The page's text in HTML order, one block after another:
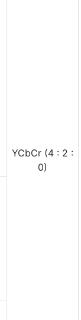
YCbCr (4 : 2 :
0)